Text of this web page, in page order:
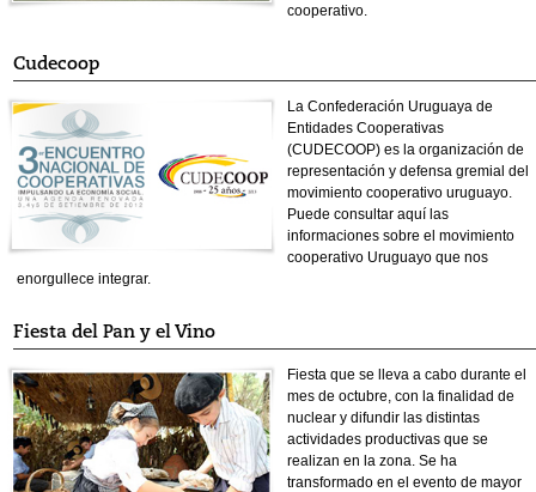
cooperativo.
Cudecoop
La Confederación Uruguaya de
Entidades Cooperativas
(CUDECOOP) es la organización de
representación y defensa gremial del
movimiento cooperativo uruguayo.
Puede consultar aquí las
informaciones sobre el movimiento
cooperativo Uruguayo que nos
enorgullece integrar.
Fiesta del Pan y el Vino
Fiesta que se lleva a cabo durante el
mes de octubre, con la finalidad de
nuclear y difundir las distintas
actividades productivas que se
realizan en la zona. Se ha
transformado en el evento de mayor